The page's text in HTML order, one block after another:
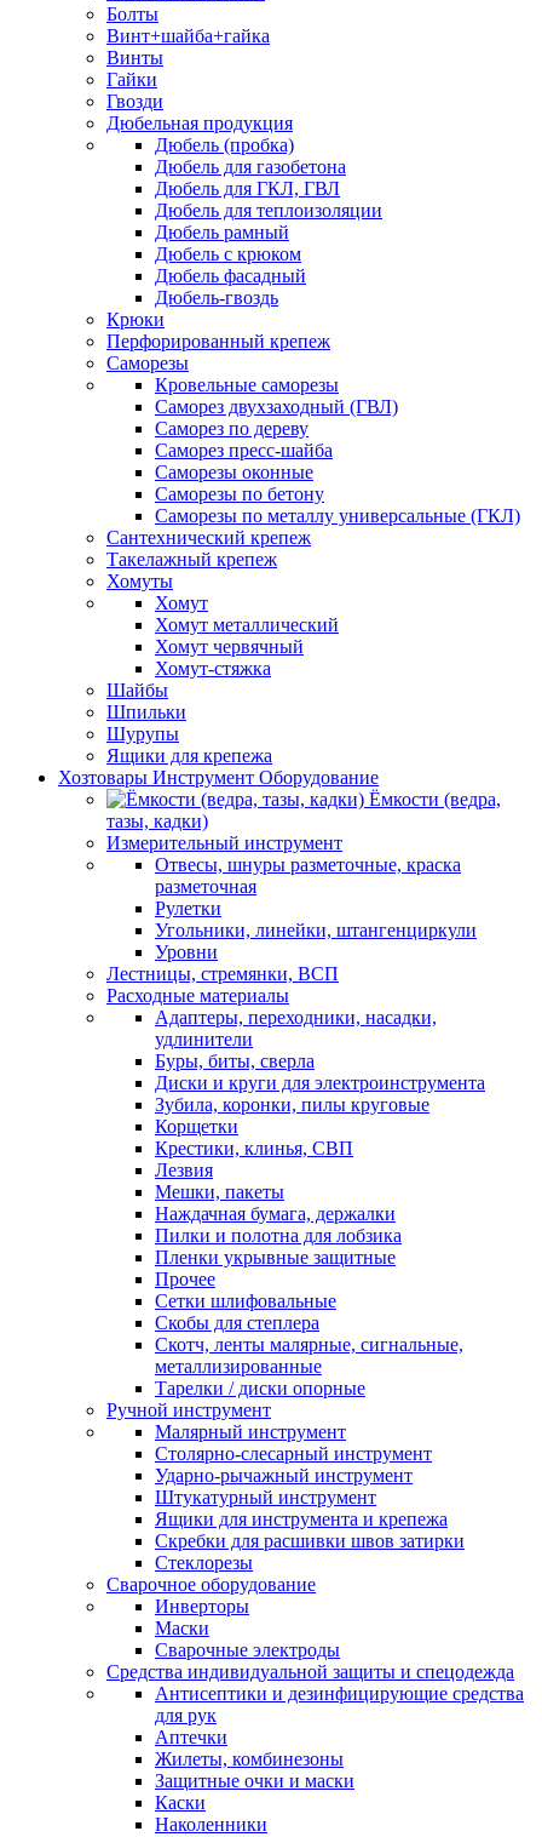
Болты
Винт+шайба+гайка
Винты
Гайки
Гвозди
Дюбельная продукция
Дюбель (пробка)
Дюбель для газобетона
Дюбель для ГКЛ, ГВЛ
Дюбель для теплоизоляции
Дюбель рамный
Дюбель с крюком
Дюбель фасадный
Дюбель-гвоздь
Крюки
Перфорированный крепеж
Саморезы
Кровельные саморезы
Саморез двухзаходный (ГВЛ)
Саморез по дереву
Саморез пресс-шайба
Саморезы оконные
Саморезы по бетону
Саморезы по металлу универсальные (ГКЛ)
Сантехнический крепеж
Такелажный крепеж
Хомуты
Хомут
Хомут металлический
Хомут червячный
Хомут-стяжка
Шайбы
Шпильки
Шурупы
Ящики для крепежа
Хозтовары Инструмент Оборудование
Ёмкости (ведра,
тазы, кадки)
Измерительный инструмент
Отвесы, шнуры разметочные, краска
разметочная
Рулетки
Угольники, линейки, штангенциркули
Уровни
Лестницы, стремянки, ВСП
Расходные материалы
Адаптеры, переходники, насадки,
удлинители
Буры, биты, сверла
Диски и круги для электроинструмента
Зубила, коронки, пилы круговые
Корщетки
Крестики, клинья, СВП
Лезвия
Мешки, пакеты
Наждачная бумага, держалки
Пилки и полотна для лобзика
Пленки укрывные защитные
Прочее
Сетки шлифовальные
Скобы для степлера
Скотч, ленты малярные, сигнальные,
металлизированные
Тарелки / диски опорные
Ручной инструмент
Малярный инструмент
Столярно-слесарный инструмент
Ударно-рычажный инструмент
Штукатурный инструмент
Ящики для инструмента и крепежа
Скребки для расшивки швов затирки
Стеклорезы
Сварочное оборудование
Инверторы
Маски
Сварочные электроды
Средства индивидуальной защиты и спецодежда
Антисептики и дезинфицирующие средства
для рук
Аптечки
Жилеты, комбинезоны
Защитные очки и маски
Каски
Наколенники